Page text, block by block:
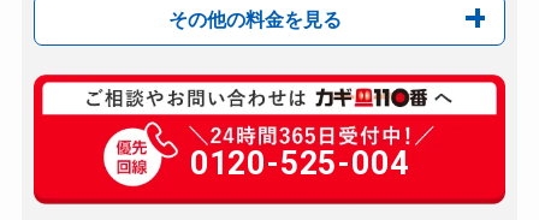
その他の料金を見る
玄関カギ修理 8,800円〜(税込)
玄関カギ作成 11,000円〜(税込)
玄関カギ交換 別途お見積り
0120-525-004